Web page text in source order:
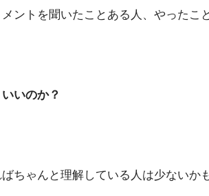
メントを聞いたことある人、やったこ
いのか？
ちゃんと理解している人は少ないかも